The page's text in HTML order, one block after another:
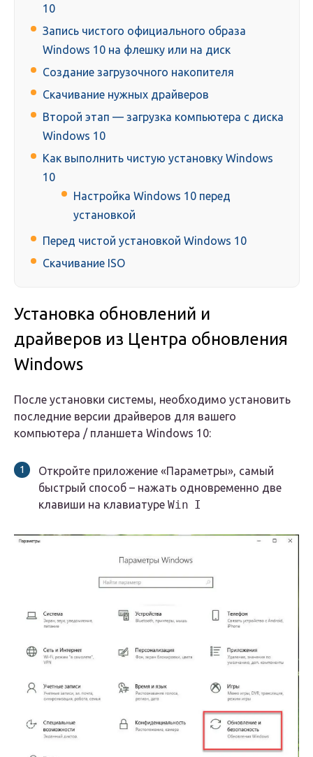
10
Запись чистого официального образа
Windows 10 на флешку или на диск
Создание загрузочного накопителя
Скачивание нужных драйверов
Второй этап — загрузка компьютера с диска
Windows 10
Как выполнить чистую установку Windows
10
Настройка Windows 10 перед
установкой
Перед чистой установкой Windows 10
Скачивание ISO
Установка обновлений и
драйверов из Центра обновления
Windows
После установки системы, необходимо установить
последние версии драйверов для вашего
компьютера / планшета Windows 10:
Откройте приложение «Параметры», самый
быстрый способ – нажать одновременно две
клавиши на клавиатуре Win I